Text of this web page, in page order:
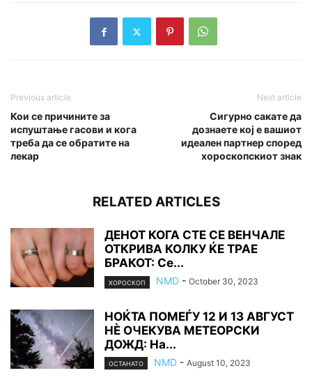
Previous article
Кои се причините за
испуштање гасови и кога
треба да се обратите на
лекар
Next article
Сигурно сакате да
дознаете кој е вашиот
идеален партнер според
хороскопскиот знак
RELATED ARTICLES
ДЕНОТ КОГА СТЕ СЕ ВЕНЧАЛЕ
ОТКРИВА КОЛКУ ЌЕ ТРАЕ
БРАКОТ: Се...
ХОРОСКОП NMD - October 30, 2023
НОЌТА ПОМЕЃУ 12 И 13 АВГУСТ
НÈ ОЧЕКУВА МЕТЕОРСКИ
ДОЖД: На...
ОСТАНАТО NMD - August 10, 2023